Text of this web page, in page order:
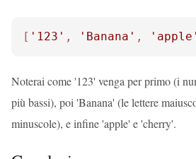
[ '123' , 'Banana' , 'apple'
Noterai come '123' venga per primo (i
più bassi), poi 'Banana' (le lettere
minuscole), e infine 'apple' e 'cherry'.